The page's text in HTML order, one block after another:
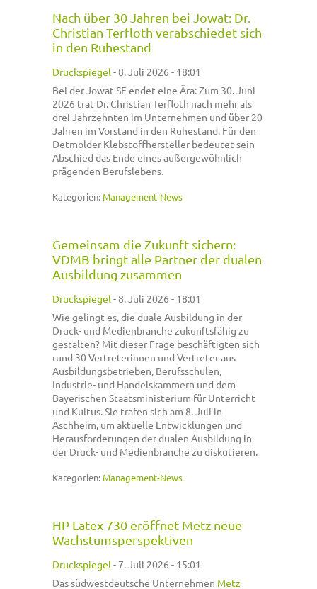
Nach über 30 Jahren bei Jowat: Dr.
Christian Terfloth verabschiedet sich
in den Ruhestand
Druckspiegel -8. Juli 2026 - 18:01
Bei der Jowat SE endet eine Ära: Zum 30. Juni
2026 trat Dr. Christian Terfloth nach mehr als
drei Jahrzehnten im Unternehmen und über 20
Jahren im Vorstand in den Ruhestand. Für den
Detmolder Klebstoffhersteller bedeutet sein
Abschied das Ende eines außergewöhnlich
prägenden Berufslebens.
Kategorien: Management-News
Gemeinsam die Zukunft sichern:
VDMB bringt alle Partner der dualen
Ausbildung zusammen
Druckspiegel -8. Juli 2026 - 18:01
Wie gelingt es, die duale Ausbildung in der
Druck- und Medienbranche zukunftsfähig zu
gestalten? Mit dieser Frage beschäftigten sich
rund 30 Vertreterinnen und Vertreter aus
Ausbildungsbetrieben, Berufsschulen,
Industrie- und Handelskammern und dem
Bayerischen Staatsministerium für Unterricht
und Kultus. Sie trafen sich am 8. Juli in
Aschheim, um aktuelle Entwicklungen und
Herausforderungen der dualen Ausbildung in
der Druck- und Medienbranche zu diskutieren.
Kategorien: Management-News
HP Latex 730 eröffnet Metz neue
Wachstumsperspektiven
Druckspiegel - 7. Juli 2026 - 15:01
Das südwestdeutsche Unternehmen Metz